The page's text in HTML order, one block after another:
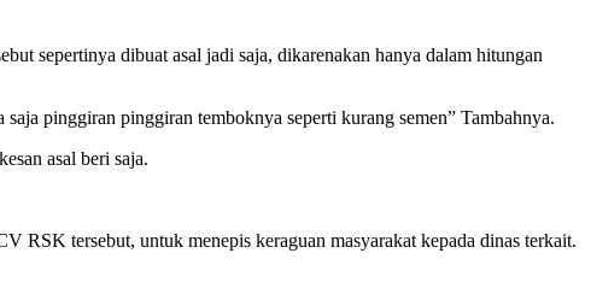
sepertinya dibuat asal jadi saja, dikarenakan hanya dalam hitungan
pinggiran pinggiran temboknya seperti kurang semen” Tambahnya.
asal beri saja.
RSK tersebut, untuk menepis keraguan masyarakat kepada dinas terkait.